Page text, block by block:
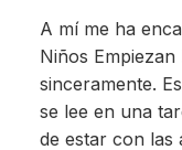
A mí me ha
Niños
sinceramente.
se lee en una
de estar con las